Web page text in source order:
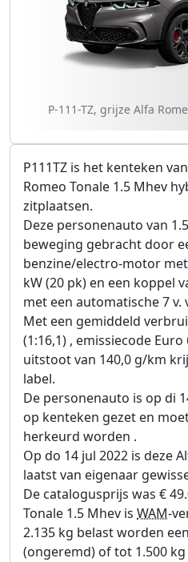
P-111-TZ, grijze Alfa
P111TZ is het kenteken
Romeo Tonale 1.5 Mhev
zitplaatsen.
Deze personenauto van
beweging gebracht door
benzine/electro-motor met
kW (20 pk) en een koppel
met een automatische 7 v.
Met een gemiddeld
(1:16,1) , emissiecode
uitstoot van 140,0 g/km
label.
De personenauto is op di
op kenteken gezet en
herkeurd worden .
Op do 14 jul 2022 is deze
laatst van eigenaar
De catalogusprijs was €
Tonale 1.5 Mhev is WAM-
2.135 kg belast worden
(ongeremd) of tot 1.500